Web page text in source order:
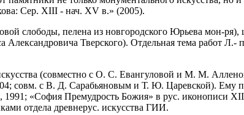
Сер. XIII - нач. XV в.» (2005).
слободы, пелена из новгородского Юрьева мон-ря),
Тверского). Отдельная тема работ Л.-
(совместно с О. С. Евангуловой и М. М.
совм. с В. Д. Сарабьяновым и Т. Ю. Царевской). Ему
«София Премудрость Божия» в рус. иконописи
отдела древнерус. искусства ГИИ.